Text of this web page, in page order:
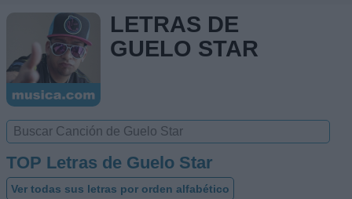
LETRAS DE
GUELO STAR
TOP Letras de Guelo Star
Ver todas sus letras por orden alfabético